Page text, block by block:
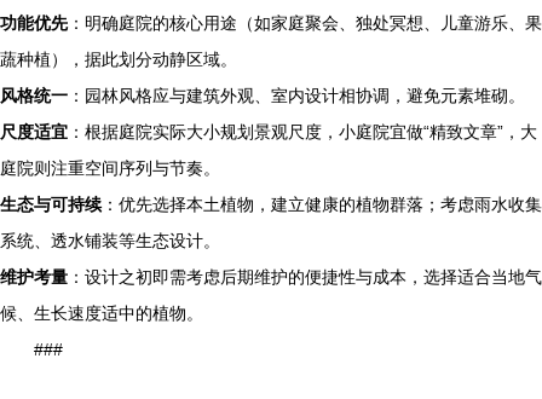
功能优先：明确庭院的核心用途（如家庭聚会、独处冥想、儿童游乐、果
蔬种植），据此划分动静区域。
风格统一 ：园林风格应与建筑外观、室内设计相协调，避免元素堆砌。
尺度适宜 ：根据庭院实际大小规划景观尺度，小庭院宜做“精致文章”，大
庭院则注重空间序列与节奏。
生态与可持续：优先选择本土植物，建立健康的植物群落；考虑雨水收集
系统、透水铺装等生态设计。
维护考量 ：设计之初即需考虑后期维护的便捷性与成本，选择适合当地气
候、生长速度适中的植物。
###